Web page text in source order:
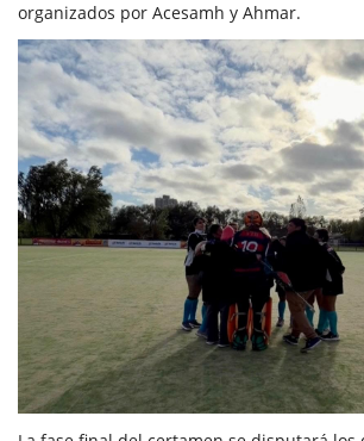
organizados por Acesamh y Ahmar.